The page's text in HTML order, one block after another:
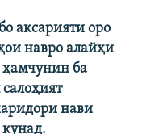
аксарияти оро
навро алайҳи
ҳамчунин ба
нави
кунад.